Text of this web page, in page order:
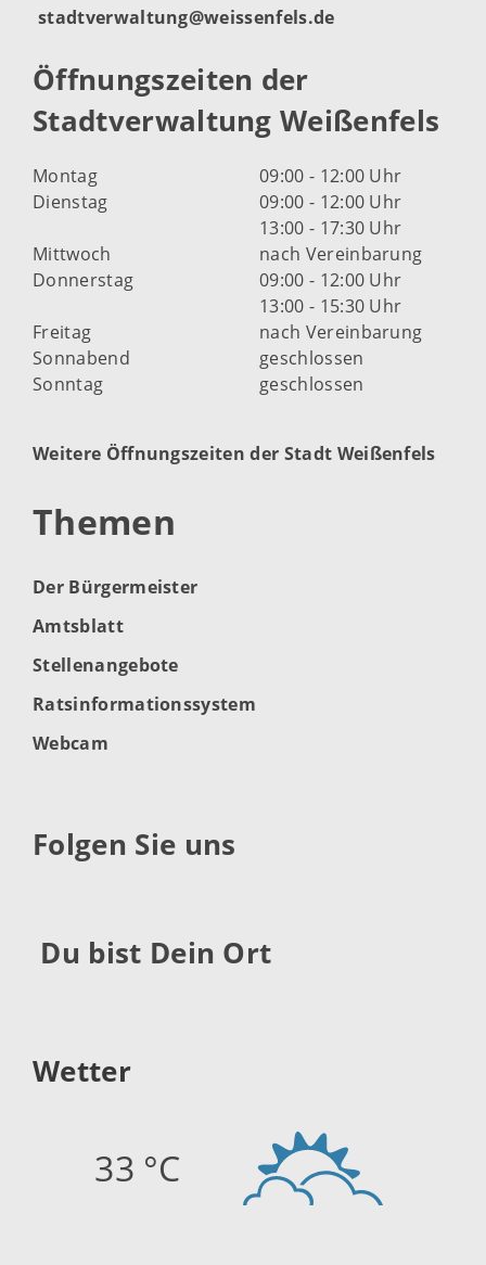
stadtverwaltung@weissenfels.de
Öffnungszeiten der
Stadtverwaltung Weißenfels
Montag
09:00 - 12:00 Uhr
Dienstag
09:00 - 12:00 Uhr
13:00 - 17:30 Uhr
Mittwoch
nach Vereinbarung
Donnerstag
09:00 - 12:00 Uhr
13:00 - 15:30 Uhr
Freitag
nach Vereinbarung
Sonnabend
geschlossen
Sonntag
geschlossen
Weitere Öffnungszeiten der Stadt Weißenfels
Themen
Der Bürgermeister
Amtsblatt
Stellenangebote
Ratsinformationssystem
Webcam
Folgen Sie uns
Du bist Dein Ort
Wetter
33 °C